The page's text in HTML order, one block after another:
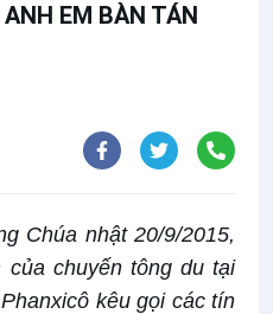
EM BÀN TÁN
Chúa nhật 20/9/2015,
chuyến tông du tại
kêu gọi các tín